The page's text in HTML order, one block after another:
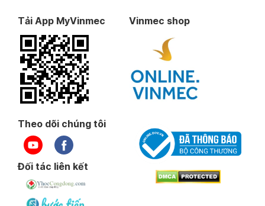
Tải App MyVinmec Vinmec shop
Theo dõi chúng tôi
Đối tác liên kết